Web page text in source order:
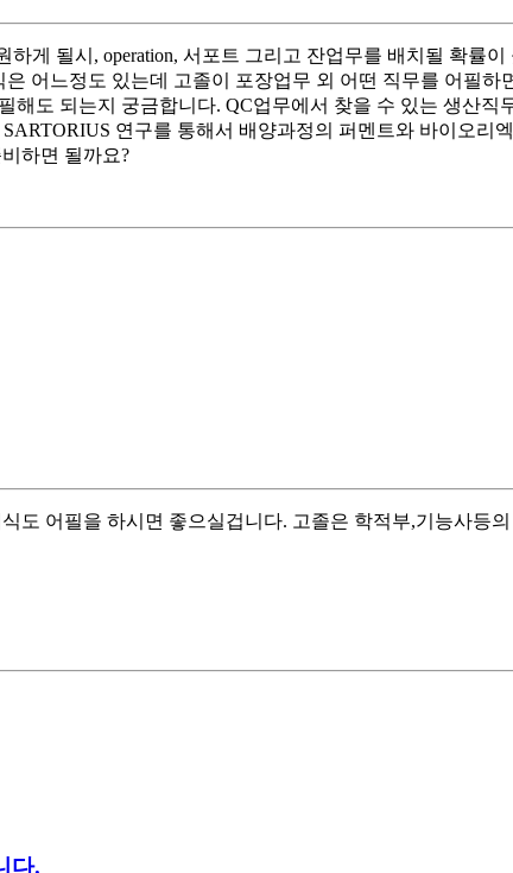
게 될시, operation, 서포트 그리고 잔업무를 배치될 확률
어느정도 있는데 고졸이 포장업무 외 어떤 직무를 어필하
도 되는지 궁금합니다. QC업무에서 찾을 수 있는 생산직
연구를 통해서 배양과정의 퍼멘트와 바이오리
하면 될까요?
도 어필을 하시면 좋으실겁니다. 고졸은 학적부,기능사등
다.